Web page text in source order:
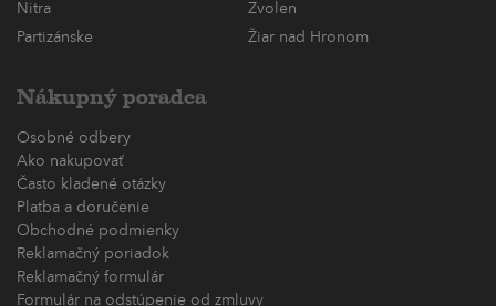
Nitra
Zvolen
Partizánske
Žiar nad Hronom
Nákupný poradca
Osobné odbery
Ako nakupovať
Často kladené otázky
Platba a doručenie
Obchodné podmienky
Reklamačný poriadok
Reklamačný formulár
Formulár na odstúpenie od zmluvy